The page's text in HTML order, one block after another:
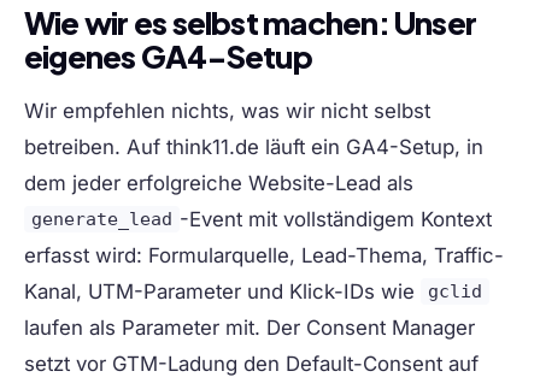
Wie wir es selbst machen: Unser
eigenes GA4-Setup
Wir empfehlen nichts, was wir nicht selbst
betreiben. Auf think11.de läuft ein GA4-Setup, in
dem jeder erfolgreiche Website-Lead als
generate_lead -Event mit vollständigem Kontext
erfasst wird: Formularquelle, Lead-Thema, Traffic-
Kanal, UTM-Parameter und Klick-IDs wie
gclid
laufen als Parameter mit. Der Consent Manager
setzt vor GTM-Ladung den Default-Consent auf